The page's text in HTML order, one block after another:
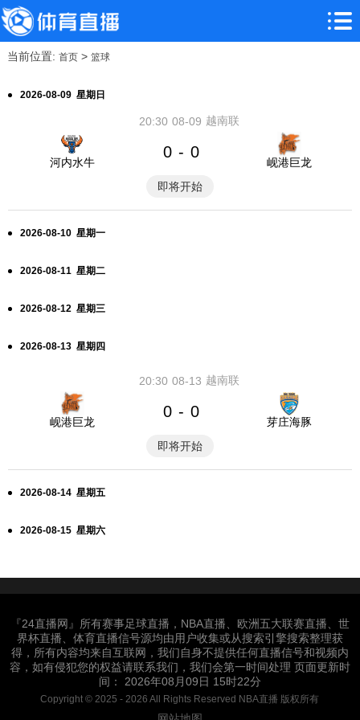
当前位置: 首页> 篮球
2026-08-09 星期日
08-09
20:30 越南联
河内水牛
0 - 0
岘港巨龙
即将开始
2026-08-10 星期一
2026-08-11 星期二
2026-08-12 星期三
2026-08-13 星期四
08-13
20:30 越南联
岘港巨龙
0 - 0
芽庄海豚
即将开始
2026-08-14 星期五
2026-08-15 星期六
『24直播网』所有赛事足球直播，NBA直播、欧洲五大联赛直播、世
界杯直播、体育直播信号源均由用户收集或从搜索引擎搜索整理获
得，所有内容均来自互联网，我们自身不提供任何直播信号和视频内
容，如有侵犯您的权益请联系我们，我们会第一时间处理 页面更新时
间： 2026年08月09日 15时22分
Copyright © 2025 - 2026 All Rights Reserved NBA直播 版权所有